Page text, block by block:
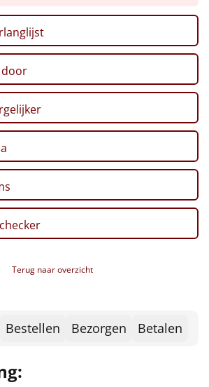
NIEUW
4 st
30 gr
it Yourself, 100 gr
450 gr
Banaan, 100 gr, 2 st
2 x 20 gr
gr
kerstdoos
Terug naar overzicht
Bestellen Bezorgen Betalen